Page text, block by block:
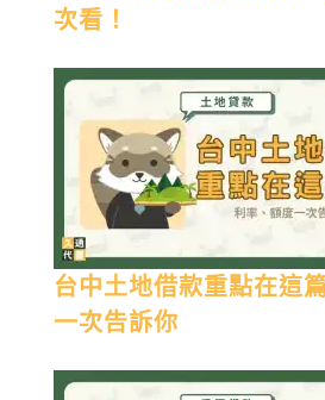
次看！
台中土地借款重點在這
一次告訴你